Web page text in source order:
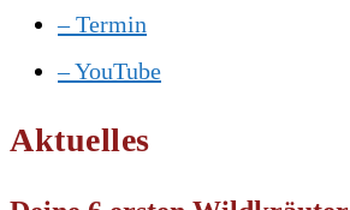
– Termin
– YouTube
Aktuelles